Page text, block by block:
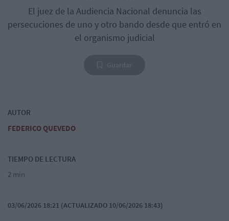
El juez de la Audiencia Nacional denuncia las
persecuciones de uno y otro bando desde que entró en
el organismo judicial
AUTOR
FEDERICO QUEVEDO
TIEMPO DE LECTURA
2 min
03/06/2026 18:21 (ACTUALIZADO 10/06/2026 18:43)